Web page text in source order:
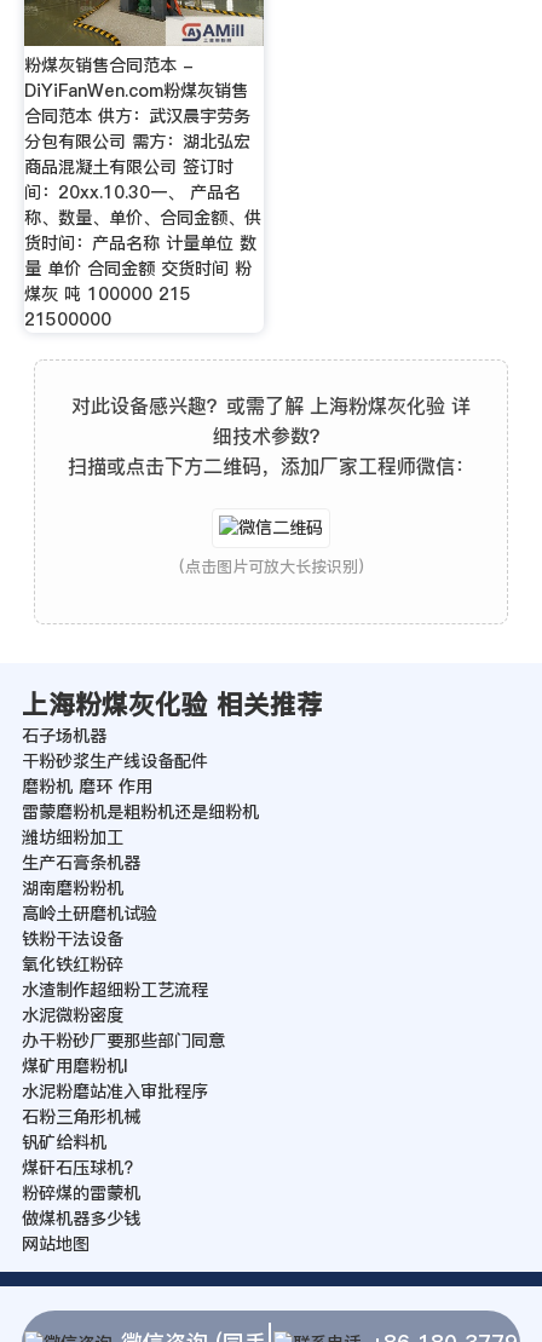
粉煤灰销售合同范本 -
DiYiFanWen.com粉煤灰销售
合同范本 供方：武汉晨宇劳务
分包有限公司 需方：湖北弘宏
商品混凝土有限公司 签订时
间：20xx.10.30一、 产品名
称、数量、单价、合同金额、供
货时间：产品名称 计量单位 数
量 单价 合同金额 交货时间 粉
煤灰 吨 100000 215
21500000
对此设备感兴趣？或需了解 上海粉煤灰化验 详
细技术参数？
扫描或点击下方二维码，添加厂家工程师微信：
(点击图片可放大长按识别)
上海粉煤灰化验 相关推荐
石子场机器
干粉砂浆生产线设备配件
磨粉机 磨环 作用
雷蒙磨粉机是粗粉机还是细粉机
潍坊细粉加工
生产石膏条机器
湖南磨粉粉机
高岭土研磨机试验
铁粉干法设备
氧化铁红粉碎
水渣制作超细粉工艺流程
水泥微粉密度
办干粉砂厂要那些部门同意
煤矿用磨粉机l
水泥粉磨站准入审批程序
石粉三角形机械
钒矿给料机
煤矸石压球机?
粉碎煤的雷蒙机
做煤机器多少钱
网站地图